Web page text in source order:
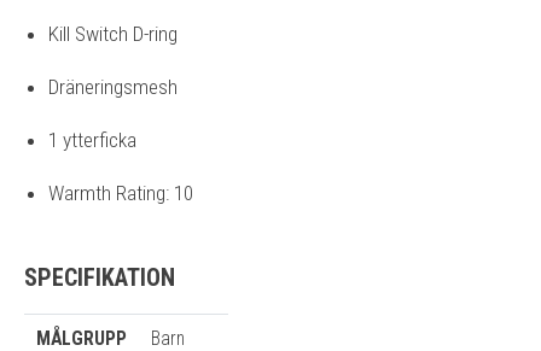
Kill Switch D-ring
Dräneringsmesh
1 ytterficka
Warmth Rating: 10
SPECIFIKATION
MÅLGRUPP Barn